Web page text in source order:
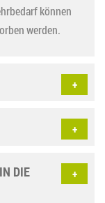
können
werden.
DIE